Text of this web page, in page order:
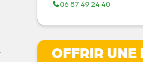
06 87 49 24 40
OFFRIR